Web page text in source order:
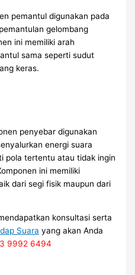
pemantul digunakan pada
gelombang
ini memiliki arah
sama seperti sudut
keras.
penyebar digunakan
energi suara
pola tertentu atau tidak ingin
ini memiliki
dari segi fisik maupun dari
konsultasi serta
Suara yang akan Anda
9992 6494